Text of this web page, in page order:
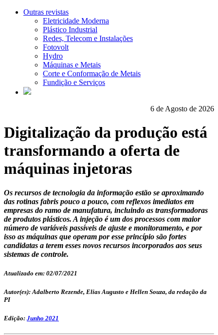
Outras revistas
Eletricidade Moderna
Plástico Industrial
Redes, Telecom e Instalações
Fotovolt
Hydro
Máquinas e Metais
Corte e Conformação de Metais
Fundição e Serviços
6 de Agosto de 2026
Digitalização da produção está
transformando a oferta de
máquinas injetoras
Os recursos de tecnologia da informação estão se aproximando
das rotinas fabris pouco a pouco, com reflexos imediatos em
empresas do ramo de manufatura, incluindo as transformadoras
de produtos plásticos. A injeção é um dos processos com maior
número de variáveis passíveis de ajuste e monitoramento, e por
isso as máquinas que operam por esse princípio são fortes
candidatas a terem esses novos recursos incorporados aos seus
sistemas de controle.
Atualizado em: 02/07/2021
Autor(es): Adalberto Rezende, Elias Augusto e Hellen Souza, da redação da
PI
Edição: Junho 2021